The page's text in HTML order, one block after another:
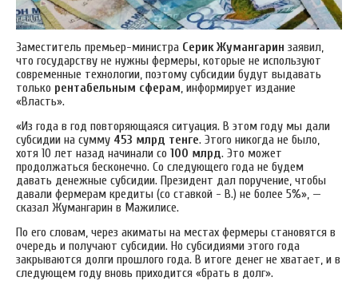
Заместитель премьер-министра Серик Жумангарин заявил,
что государству не нужны фермеры, которые не используют
современные технологии, поэтому субсидии будут выдавать
только рентабельным сферам, информирует издание
«Власть».
«Из года в год повторяющаяся ситуация. В этом году мы дали
субсидии на сумму 453 млрд тенге. Этого никогда не было,
хотя 10 лет назад начинали со 100 млрд. Это может
продолжаться бесконечно. Со следующего года не будем
давать денежные субсидии. Президент дал поручение, чтобы
давали фермерам кредиты (со ставкой - В.) не более 5%», —
сказал Жумангарин в Мажилисе.
По его словам, через акиматы на местах фермеры становятся в
очередь и получают субсидии. Но субсидиями этого года
закрываются долги прошлого года. В итоге денег не хватает, и в
следующем году вновь приходится «брать в долг».